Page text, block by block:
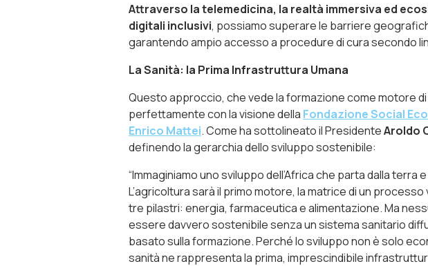
Attraverso la telemedicina, la realtà immersiva ed
digitali inclusivi, possiamo superare le barriere
garantendo ampio accesso a procedure di cura secondo
La Sanità: la Prima Infrastruttura Umana
Questo approccio, che vede la formazione come motore
perfettamente con la visione della Fondazione Social
Enrico Mattei. Come ha sottolineato il PresidenteAroldo
definendo la gerarchia dello sviluppo sostenibile:
“Immaginiamo uno sviluppo dell’Africa che parta dalla terra
L’agricoltura sarà il primo motore, la matrice di un
tre pilastri: energia, farmaceutica e alimentazione. Ma
essere davvero sostenibile senza un sistema sanitario
basato sulla formazione. Perché lo sviluppo non è solo
sanità ne rappresenta la prima, imprescindibile